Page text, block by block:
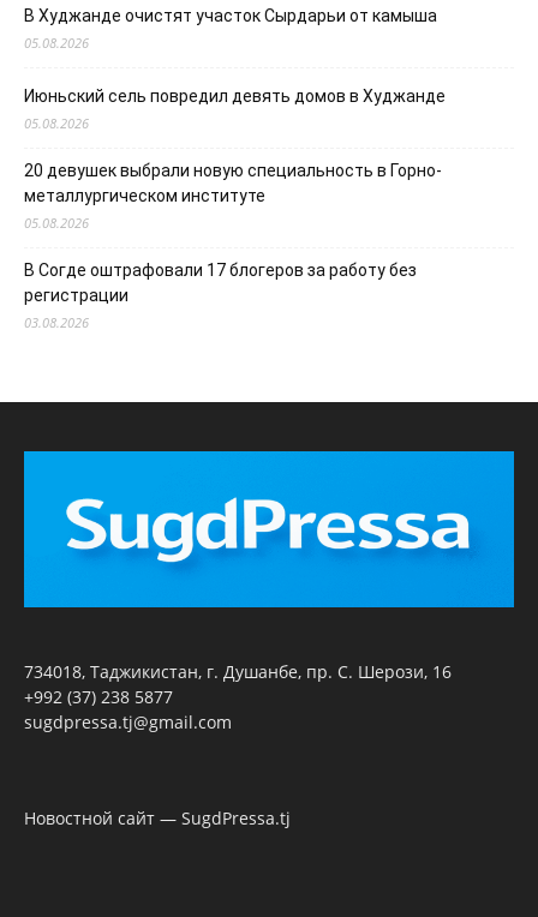
В Худжанде очистят участок Сырдарьи от камыша
05.08.2026
Июньский сель повредил девять домов в Худжанде
05.08.2026
20 девушек выбрали новую специальность в Горно-
металлургическом институте
05.08.2026
В Согде оштрафовали 17 блогеров за работу без
регистрации
03.08.2026
734018, Таджикистан, г. Душанбе, пр. С. Шерози, 16
+992 (37) 238 5877
sugdpressa.tj@gmail.com
Новостной сайт — SugdPressa.tj